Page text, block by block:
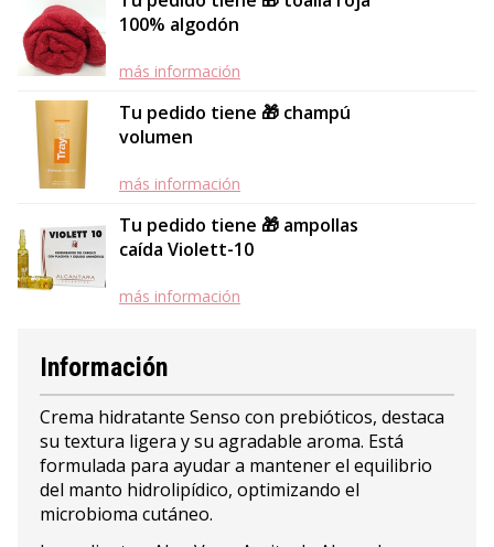
100% algodón
más información
Tu pedido tiene 🎁 champú
volumen
más información
Tu pedido tiene 🎁 ampollas
caída Violett-10
más información
Información
Crema hidratante Senso con prebióticos, destaca
su textura ligera y su agradable aroma. Está
formulada para ayudar a mantener el equilibrio
del manto hidrolipídico, optimizando el
microbioma cutáneo.